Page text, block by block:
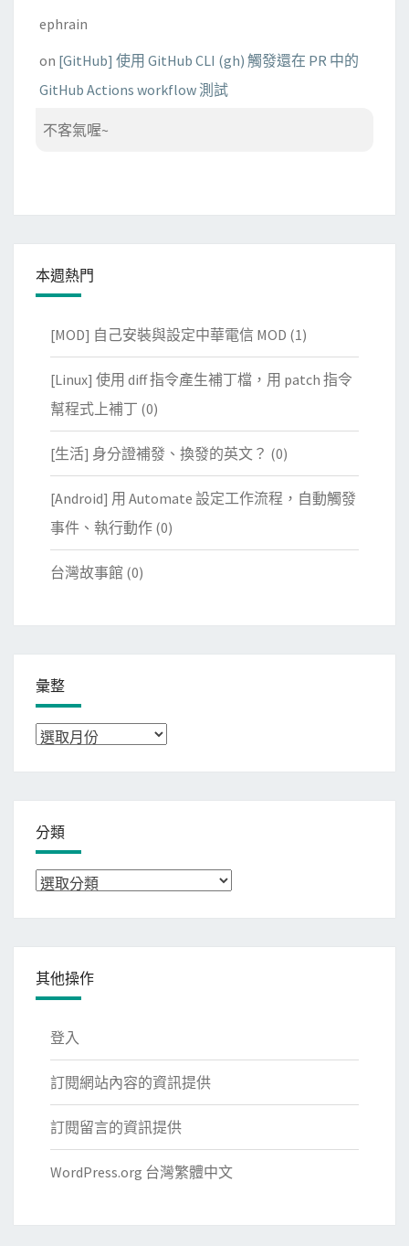
ephrain
on [GitHub] 使用 GitHub CLI (gh) 觸發還在 PR 中的
GitHub Actions workflow 測試
不客氣喔~
本週熱門
[MOD] 自己安裝與設定中華電信 MOD (1)
[Linux] 使用 diff 指令產生補丁檔，用 patch 指令
幫程式上補丁 (0)
[生活] 身分證補發、換發的英文？ (0)
[Android] 用 Automate 設定工作流程，自動觸發
事件、執行動作 (0)
台灣故事館 (0)
彙整
彙
分類
分
其他操作
登入
訂閱網站內容的資訊提供
訂閱留言的資訊提供
WordPress.org 台灣繁體中文